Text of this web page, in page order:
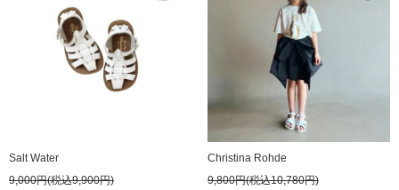
Salt Water
9,000円(税込9,900円)
Christina Rohde
9,800円(税込10,780円)